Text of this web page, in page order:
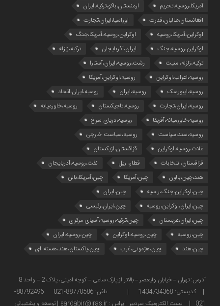
آمریکا،روسیه،تحریم
ارمنستان،باکو،ترکیه،ایران
افغانستان،طالبان،قدرت
اوراسیا،ایران،تجارت
اوکراین،آمریکا،روسیه
اوکراین،روسیه،آمریکا،جنگ
اوکراین،روسیه،جنگ
ایران،آذربایجان
ترکیه،زلزله
ترکیه،زلزله،امنیت
رشت،روسیه،ایران،آستارا
روسیه،اعراب،اوکراین
روسیه،اوکراین،آمریکا
روسیه،ایبورسک
روسیه،ایران
روسیه،ایران،اتحاد
روسیه،ایران،تجارت
روسیه،تاجیکستان
روسیه،خاورمیانه
روسیه،خاورمیانه،آفریقا
روسیه،دریای سرخ
روسیه،سند،سیاست
روسیه،سیاست خارجی
غلات،روسیه،اوکراین
قزاقستان،ازبکستان
قزاقستان،انتخابات
قطار، ریل
نفت،روسیه،آذربایجان
هند،چین،بالون
چین،آمریکا
چین،آمریکا،بالن
چین،اوکراین،جنگ،ر.سیه
چین،ایران
چین،ایران،اوکراین،روسیه
چین،ایران،رئیسی
چین،ایران،عربستان
چین،ترکیه،روسیه،آسیای مرکزی
چین،روسیه
چین،روسیه،اوکراین
چین،روسیه،ایران
چین،هند
چین،هژمونی،غرب چین،پاکستان،هند،هسته ای
| کدپستی: 1434734368 | تلفن: 88770586-021 88792496-
021 | پست الکترونیک سردبیر ایراس : sardabir@iras.ir |
توسعه و پشتیبانی